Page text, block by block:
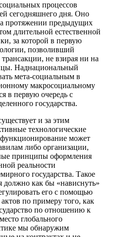
процессов
сегодняшнего дня. Оно
протяжении предыдущих
длительной естественной
за которой в первую
позволивший
не взирая ни на
Наднациональный
мета-социальным в
макросоциальному
в первую очередь с
государства.
и за этим
технологические
может
либо организации,
принципы оформления
реальности
государства. Такое
должно как бы «нависнуть»
его с помощью
по примеру того, как
по отношению к
глобального
мы обнаружим